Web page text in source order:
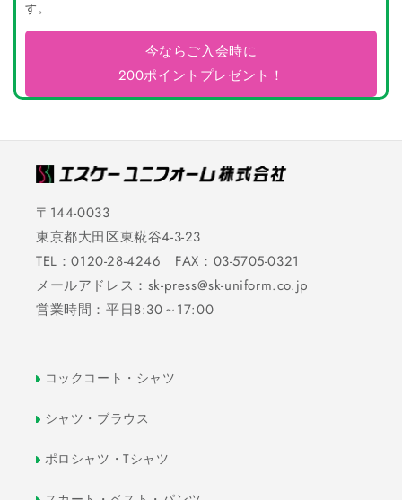
す。
今ならご入会時に
200ポイントプレゼント！
〒144-0033
東京都大田区東糀谷4-3-23
TEL：0120-28-4246 FAX：03-5705-0321
メールアドレス：sk-press@sk-uniform.co.jp
営業時間：平日8:30～17:00
コックコート・シャツ
シャツ・ブラウス
ポロシャツ・Tシャツ